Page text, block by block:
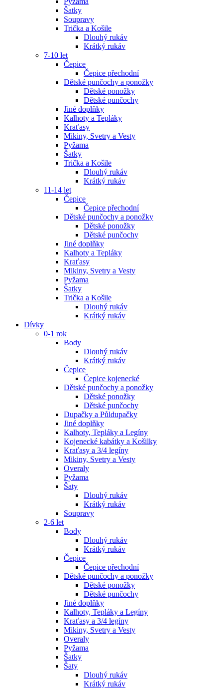
Šatky
Soupravy
Trička a Košile
Dlouhý rukáv
Krátký rukáv
7-10 let
Čepice
Čepice přechodní
Dětské punčochy a ponožky
Dětské ponožky
Dětské punčochy
Jiné doplňky
Kalhoty a Tepláky
Kraťasy
Mikiny, Svetry a Vesty
Pyžama
Šatky
Trička a Košile
Dlouhý rukáv
Krátký rukáv
11-14 let
Čepice
Čepice přechodní
Dětské punčochy a ponožky
Dětské ponožky
Dětské punčochy
Jiné doplňky
Kalhoty a Tepláky
Kraťasy
Mikiny, Svetry a Vesty
Pyžama
Šatky
Trička a Košile
Dlouhý rukáv
Krátký rukáv
Dívky
0-1 rok
Body
Dlouhý rukáv
Krátký rukáv
Čepice
Čepice kojenecké
Dětské punčochy a ponožky
Dětské ponožky
Dětské punčochy
Dupačky a Půldupačky
Jiné doplňky
Kalhoty, Tepláky a Legíny
Kojenecké kabátky a Košilky
Kraťasy a 3/4 legíny
Mikiny, Svetry a Vesty
Overaly
Pyžama
Šaty
Dlouhý rukáv
Krátký rukáv
Soupravy
2-6 let
Body
Dlouhý rukáv
Krátký rukáv
Čepice
Čepice přechodní
Dětské punčochy a ponožky
Dětské ponožky
Dětské punčochy
Jiné doplňky
Kalhoty, Tepláky a Legíny
Kraťasy a 3/4 legíny
Mikiny, Svetry a Vesty
Overaly
Pyžama
Šatky
Šaty
Dlouhý rukáv
Krátký rukáv